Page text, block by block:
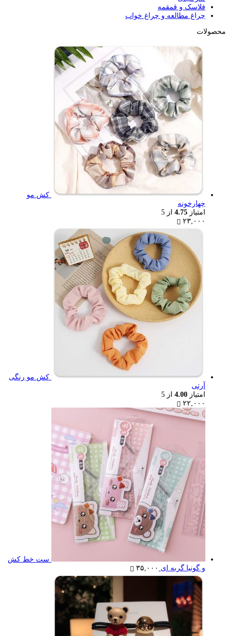
فلاسک و قمقمه
چراغ مطالعه و چراغ خواب
محصولات
کش مو
چهارخونه
امتیاز 4.75 از 5
۲۳,۰۰۰
کش مو رنگی
آرتی
امتیاز 4.00 از 5
۲۲,۰۰۰
ست خط کش
و گونیا گربه ای ۳۵,۰۰۰